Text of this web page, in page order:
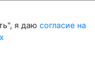
я даю согласие на